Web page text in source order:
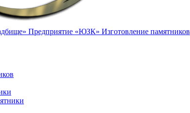
Предприятие «ЮЗК» Изготовление памятников